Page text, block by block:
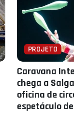
PROJETO
Caravana
chega a
oficina de
espetáculo